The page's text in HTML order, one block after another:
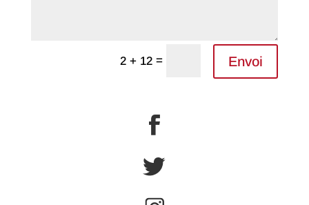
2 + 12 = Envoi